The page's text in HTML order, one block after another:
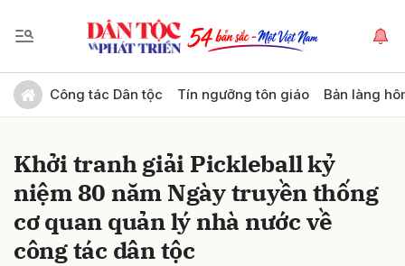
Công tác Dân tộc Tín ngưỡng tôn giáo Bản làng
Khởi tranh giải Pickleball kỷ
niệm 80 năm Ngày truyền thống
cơ quan quản lý nhà nước về
công tác dân tộc
Gửi bình luận